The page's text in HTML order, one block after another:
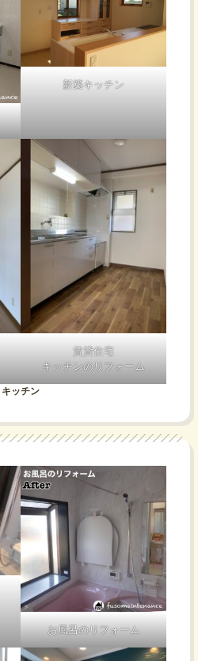
新築キッチン
賃貸住宅
キッチンのリフォーム
キッチン
お風呂のリフォーム